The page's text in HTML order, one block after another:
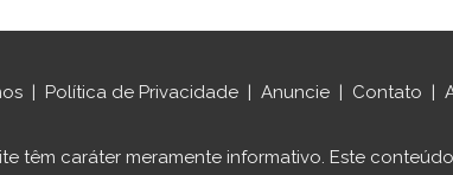
| Política de Privacidade| Anuncie| Contato |
têm caráter meramente informativo. Este